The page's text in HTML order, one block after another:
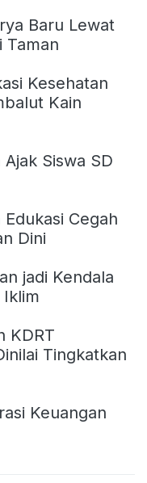
Baru Lewat
Taman
Kesehatan
Kain
Siswa SD
Cegah
Dini
jadi Kendala
Iklim
KDRT
Tingkatkan
Keuangan